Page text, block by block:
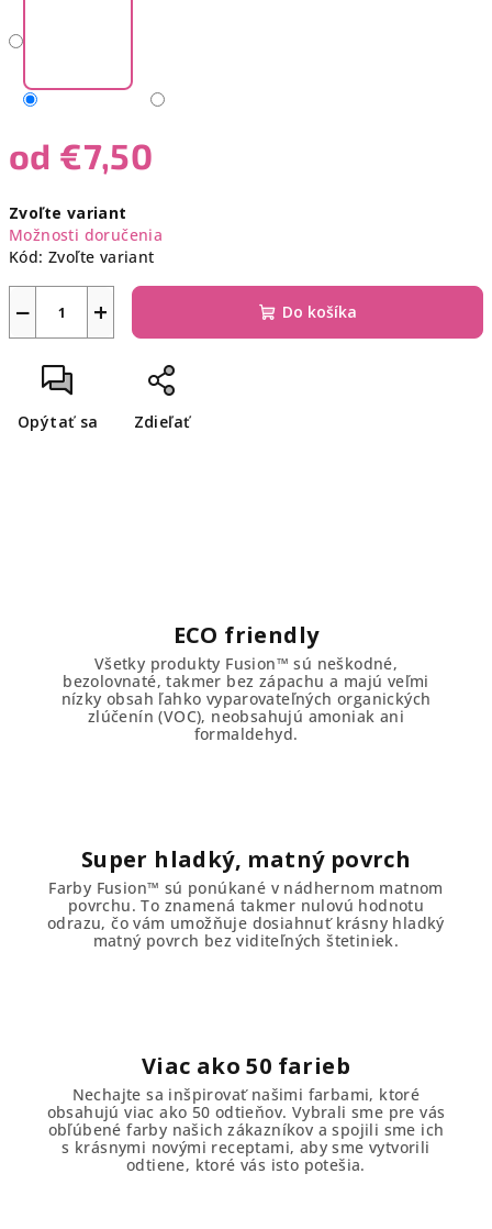
od €7,50
cena:
Zvoľte variant
Možnosti doručenia
Kód: Zvoľte variant
+
− Do košíka
Opýtať sa Zdieľať
ECO friendly
Všetky produkty Fusion™ sú neškodné,
bezolovnaté, takmer bez zápachu a majú veľmi
nízky obsah ľahko vyparovateľných organických
zlúčenín (VOC), neobsahujú amoniak ani
formaldehyd.
Super hladký, matný povrch
Farby Fusion™ sú ponúkané v nádhernom matnom
povrchu. To znamená takmer nulovú hodnotu
odrazu, čo vám umožňuje dosiahnuť krásny hladký
matný povrch bez viditeľných štetiniek.
Viac ako 50 farieb
Nechajte sa inšpirovať našimi farbami, ktoré
obsahujú viac ako 50 odtieňov. Vybrali sme pre vás
obľúbené farby našich zákazníkov a spojili sme ich
s krásnymi novými receptami, aby sme vytvorili
odtiene, ktoré vás isto potešia.